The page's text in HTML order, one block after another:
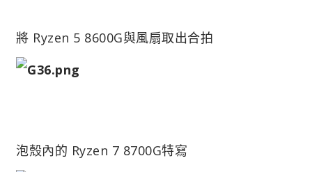
將 Ryzen 5 8600G與風扇取出合拍
泡殼內的 Ryzen 7 8700G特寫